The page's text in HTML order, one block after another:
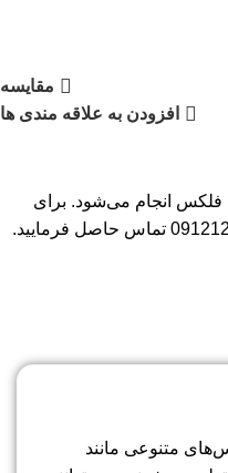
مقایسه
افزودن به علاقه مندی ها
انجام می‌شود. برای
متنوعی مانند